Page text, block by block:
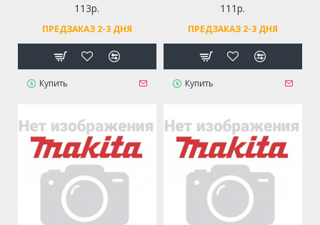
113р.
ПРЕДЗАКАЗ 2-3 ДНЯ
Купить
111р.
ПРЕДЗАКАЗ 2-3 ДНЯ
Купить